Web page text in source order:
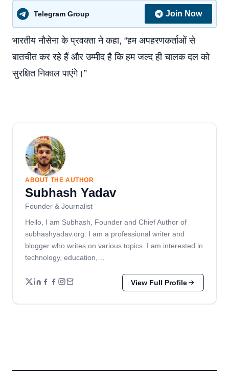
Telegram Group Join Now
भारतीय नौसेना के प्रवक्ता ने कहा, “हम अपहरणकर्ताओं से
बातचीत कर रहे हैं और उम्मीद है कि हम जल्द ही चालक दल को
सुरक्षित निकाल पाएंगे।”
ABOUT THE AUTHOR
Subhash Yadav
Founder & Journalist
Hello, I am Subhash, Founder and Chief Author of
subhashyadav.org. I am a professional writer and
blogger who writes on various topics. I am interested in
technology, education,…
View Full Profile